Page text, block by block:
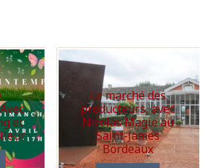
et
Le marché des
producteurs, avec
Nicolas Magie au
Saint-James
Bordeaux